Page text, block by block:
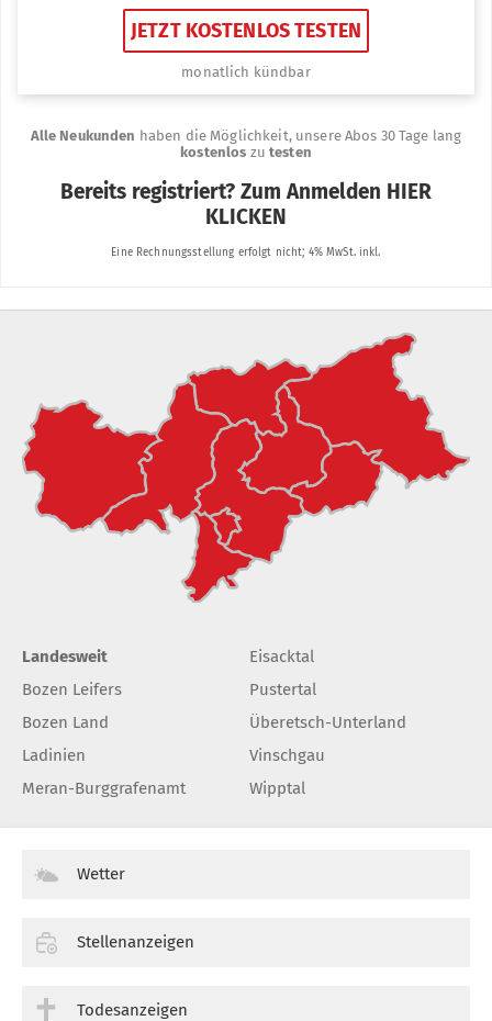
Landesweit
Bozen Leifers
Bozen Land
Ladinien
Meran-Burggrafenamt
Eisacktal
Pustertal
Überetsch-Unterland
Vinschgau
Wipptal
Wetter
Stellenanzeigen
Todesanzeigen